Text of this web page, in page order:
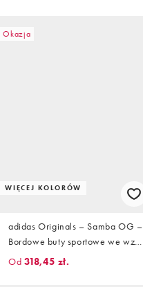
Okazja
WIĘCEJ KOLORÓW
adidas Originals – Samba OG –
Bordowe buty sportowe we wzór
skóry krokodyla
Od 318,45 zł.